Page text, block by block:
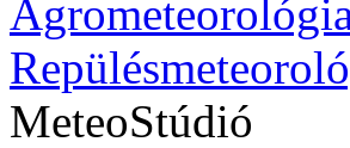
MeteoStúdió